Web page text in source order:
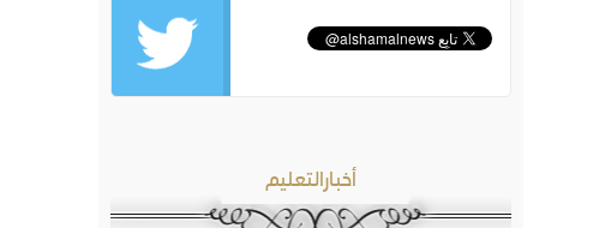
أخبارالتعليم